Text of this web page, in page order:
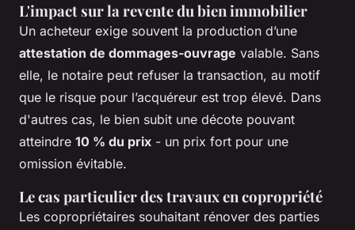
L'impact sur la revente du bien immobilier
Un acheteur exige souvent la production d’une
attestation de dommages-ouvrage valable. Sans
elle, le notaire peut refuser la transaction, au motif
que le risque pour l’acquéreur est trop élevé. Dans
d'autres cas, le bien subit une décote pouvant
atteindre 10 % du prix - un prix fort pour une
omission évitable.
Le cas particulier des travaux en copropriété
Les copropriétaires souhaitant rénover des parties